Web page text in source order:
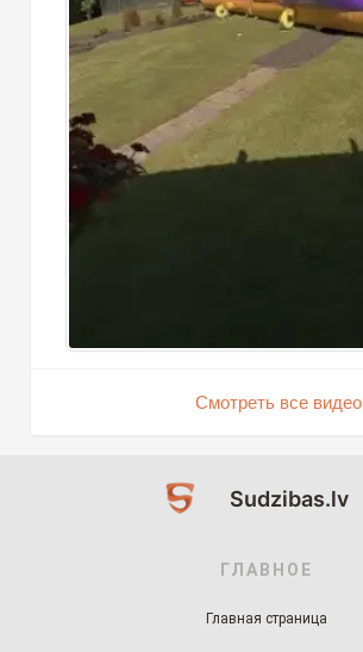
Смотреть все видео
Sudzibas.lv
ГЛАВНОЕ
Главная страница